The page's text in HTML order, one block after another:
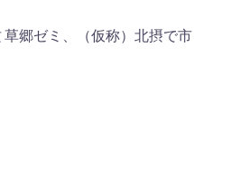
郷ゼミ、（仮称）北摂で市